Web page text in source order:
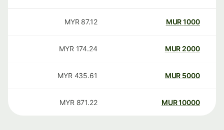
1000
MUR
87.12
MYR
2000
MUR
174.24
MYR
5000
MUR
435.61
MYR
10000
MUR
871.22
MYR